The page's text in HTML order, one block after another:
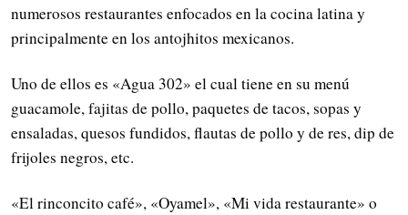
numerosos restaurantes enfocados en la cocina latina y
principalmente en los antojhitos mexicanos.
Uno de ellos es «Agua 302» el cual tiene en su menú
guacamole, fajitas de pollo, paquetes de tacos, sopas y
ensaladas, quesos fundidos, flautas de pollo y de res, dip de
frijoles negros, etc.
«El rinconcito café», «Oyamel», «Mi vida restaurante» o